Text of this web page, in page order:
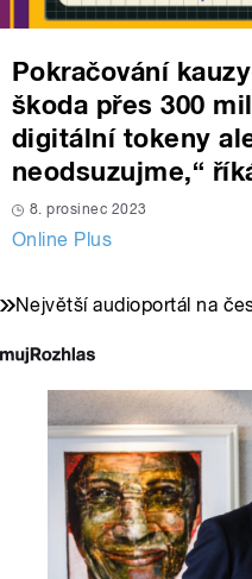
Pokračování
škoda přes 300
digitální tokeny
neodsuzujme,“
8. prosinec 2023
Online Plus
Největší audioportál na